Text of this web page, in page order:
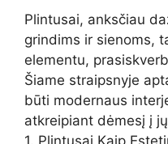
Plintusai, anksčiau
grindims ir sienoms,
elementu,
Šiame straipsnyje
būti modernaus
atkreipiant dėmesį į
1. Plintusai Kaip